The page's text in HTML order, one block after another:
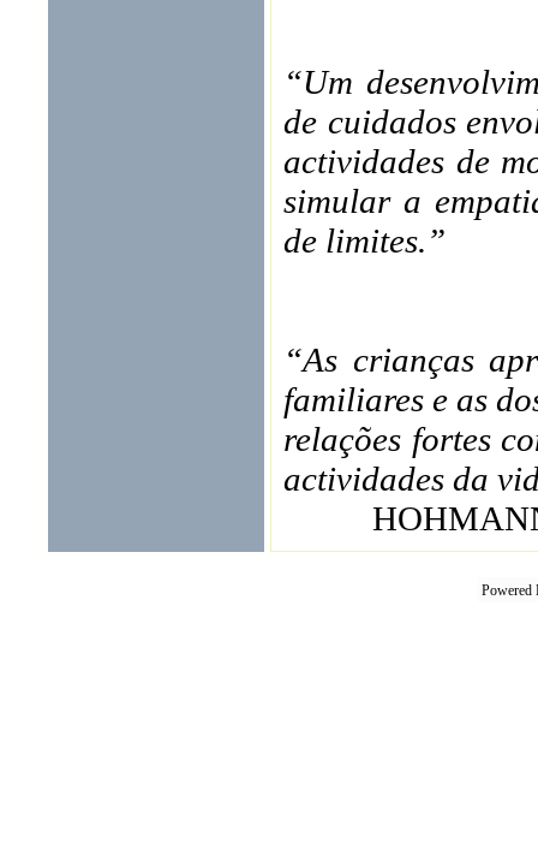
“Um
de cuidados
actividades de
simular a
de limites.”
“As crianças
familiares e as
relações fortes
actividades da
Powered